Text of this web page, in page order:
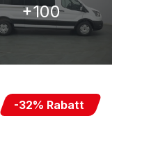
+100
-32% Rabatt